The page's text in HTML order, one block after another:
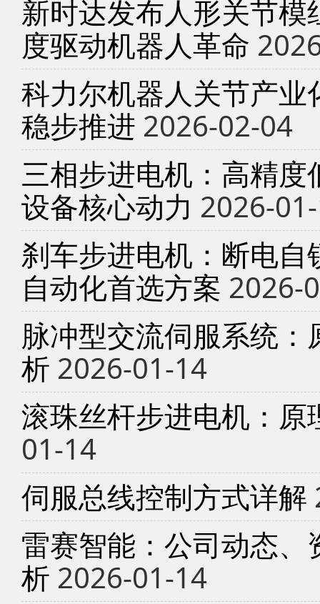
新时达发布人形关节
度驱动机器人革命
科力尔机器人关节产
稳步推进 2026-02-04
三相步进电机：高精
设备核心动力 2026-
刹车步进电机：断电
自动化首选方案 2026-
脉冲型交流伺服系统
析 2026-01-14
滚珠丝杆步进电机：
01-14
伺服总线控制方式详解
雷赛智能：公司动态
析 2026-01-14